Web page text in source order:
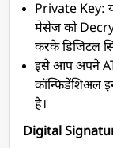
Private Key:
मेसेज को
करके डिजिटल
इसे आप अपने
कॉन्फिडेंशिअल
है।
Digital